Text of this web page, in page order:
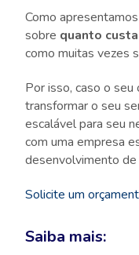
Como
sobre quanto
como muitas vezes
Por isso, caso o seu
transformar o seu
escalável para seu
com uma empresa
desenvolvimento
Solicite um
Saiba mais: